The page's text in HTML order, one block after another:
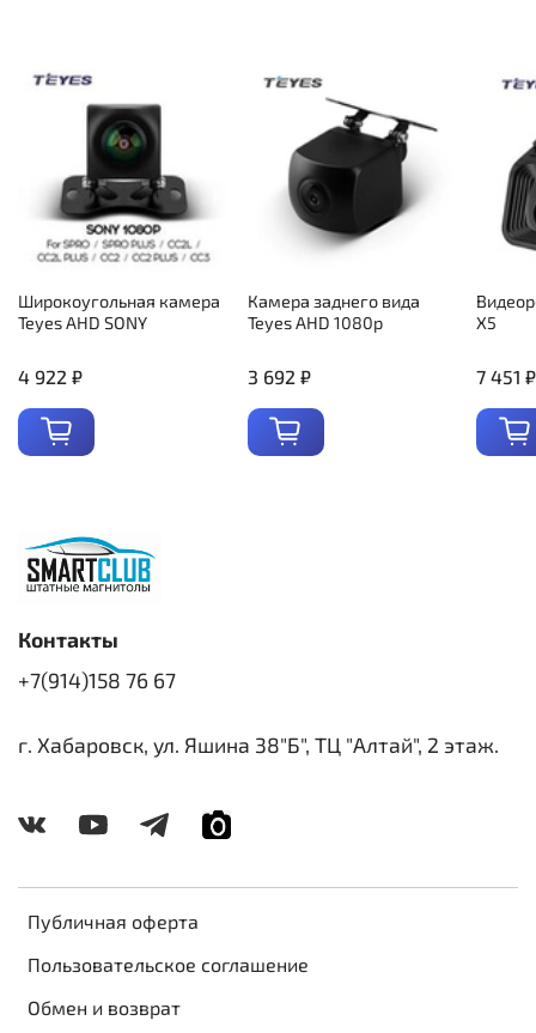
Широкоугольная камера
Teyes AHD SONY
4 922 ₽
Камера заднего вида
Teyes AHD 1080p
3 692 ₽
X5
7 451 ₽
Публичная оферта
Пользовательское соглашение
Обмен и возврат
Контакты
+7(914)158 76 67
г. Хабаровск, ул. Яшина 38"Б", ТЦ "Алтай", 2 этаж.